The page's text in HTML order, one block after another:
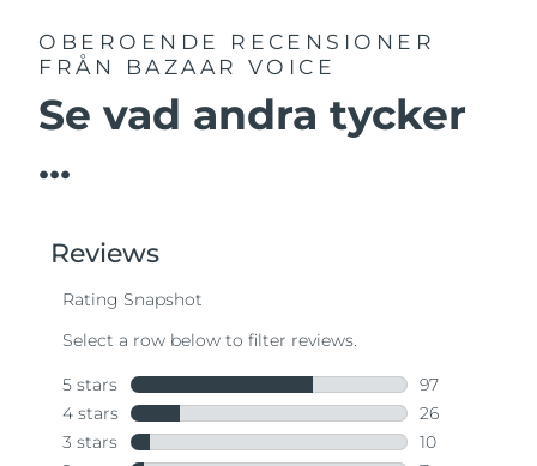
OBEROENDE RECENSIONER
FRÅN BAZAAR VOICE
Se vad andra tycker
...